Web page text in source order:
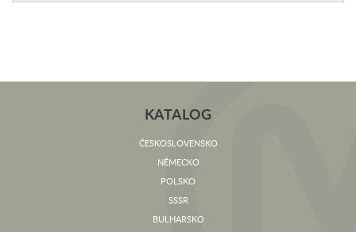
KATALOG
ČESKOSLOVENSKO
NĚMECKO
POLSKO
SSSR
BULHARSKO